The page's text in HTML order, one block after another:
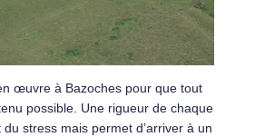
œuvre à Bazoches pour que tout
possible. Une rigueur de chaque
stress mais permet d’arriver à un